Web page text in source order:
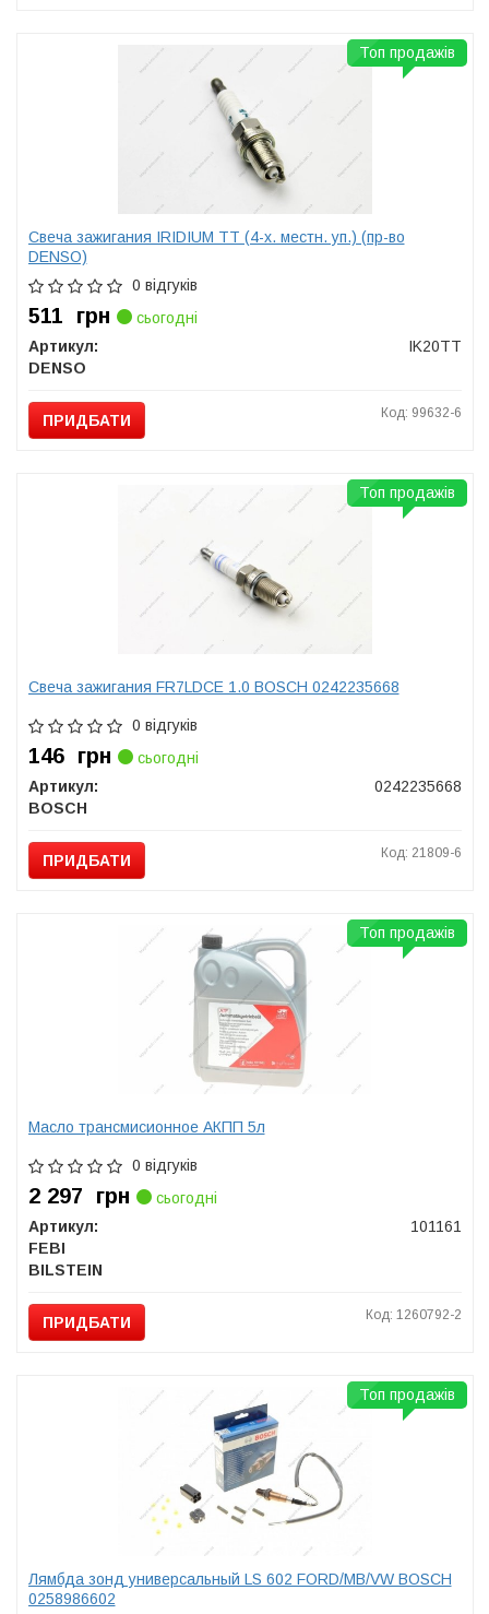
Свеча зажигания IRIDIUM TT (4-х. местн. уп.) (пр-во
DENSO)
0 відгуків
511 грн
сьогодні
Артикул:
IK20TT
DENSO
ПРИДБАТИ Код: 99632-6
Топ продажів
Свеча зажигания FR7LDCE 1.0 BOSCH 0242235668
0 відгуків
146 грн
сьогодні
Артикул:
0242235668
BOSCH
ПРИДБАТИ Код: 21809-6
Топ продажів
Масло трансмисионное АКПП 5л
0 відгуків
2 297 грн
сьогодні
Артикул:
101161
FEBI
BILSTEIN
ПРИДБАТИ Код: 1260792-2
Топ продажів
Лямбда зонд универсальный LS 602 FORD/MB/VW BOSCH
0258986602
Топ продажів